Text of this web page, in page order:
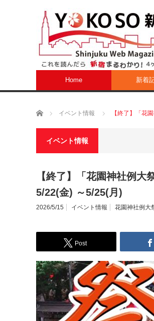
Home 新着
ホーム イベント情報 【終了】「花
イベント情報
【終了】「花園神社例大
5/22(金) ～5/25(月)
2026/5/15 イベント情報 花園神社例大
Post